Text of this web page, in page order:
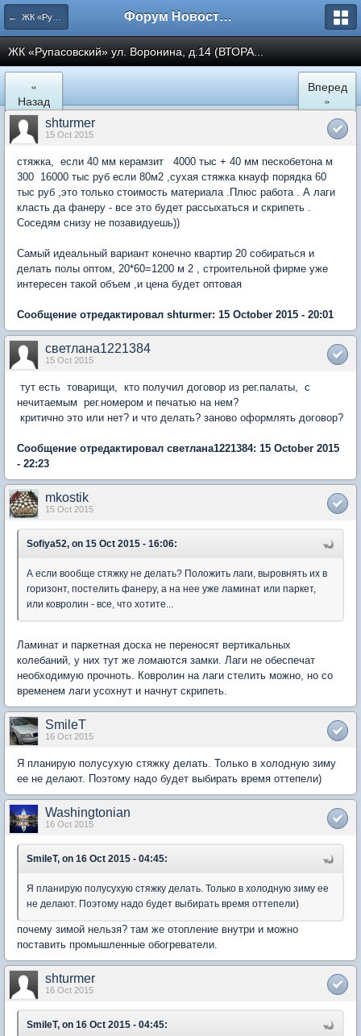
← ЖК «Рупасовский» Форум Новостройки
ЖК «Рупасовский» ул. Воронина, д.14 (ВТОРА...
«
Назад
Вперед
»
shturmer
15 Oct 2015
стяжка, если 40 мм керамзит 4000 тыс + 40 мм пескобетона м
300 16000 тыс руб если 80м2 ,сухая стяжка кнауф порядка 60
тыс руб ,это только стоимость материала .Плюс работа . А лаги
класть да фанеру - все это будет рассыхаться и скрипеть .
Соседям снизу не позавидуешь))
Самый идеальный вариант конечно квартир 20 собираться и
делать полы оптом, 20*60=1200 м 2 , строительной фирме уже
интересен такой объем ,и цена будет оптовая
Сообщение отредактировал shturmer: 15 October 2015 - 20:01
светлана1221384
15 Oct 2015
тут есть товарищи, кто получил договор из рег.палаты, с
нечитаемым рег.номером и печатью на нем?
критично это или нет? и что делать? заново оформлять договор?
Сообщение отредактировал светлана1221384: 15 October 2015
- 22:23
mkostik
15 Oct 2015
Sofiya52, on 15 Oct 2015 - 16:06:
А если вообще стяжку не делать? Положить лаги, выровнять их в
горизонт, постелить фанеру, а на нее уже ламинат или паркет,
или ковролин - все, что хотите...
Ламинат и паркетная доска не переносят вертикальных
колебаний, у них тут же ломаются замки. Лаги не обеспечат
необходимую прочноть. Ковролин на лаги стелить можно, но со
временем лаги усохнут и начнут скрипеть.
SmileT
16 Oct 2015
Я планирую полусухую стяжку делать. Только в холодную зиму
ее не делают. Поэтому надо будет выбирать время оттепели)
Washingtonian
16 Oct 2015
SmileT, on 16 Oct 2015 - 04:45:
Я планирую полусухую стяжку делать. Только в холодную зиму ее
не делают. Поэтому надо будет выбирать время оттепели)
почему зимой нельзя? там же отопление внутри и можно
поставить промышленные обогреватели.
shturmer
16 Oct 2015
SmileT, on 16 Oct 2015 - 04:45: